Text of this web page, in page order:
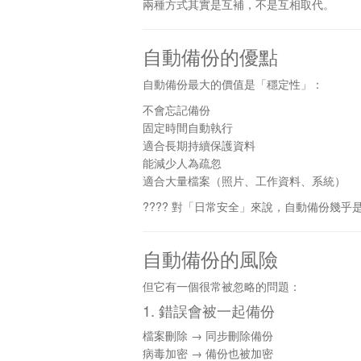
兩種方式其實是互補，不是互相取代。
自動備份的優點
自動備份最大的價值是「穩定性」：
不會忘記備份
固定時間自動執行
適合長期持續保護資料
能減少人為疏忽
適合大量檔案（照片、工作資料、系統）
???? 對「日常安全」來說，自動備份幾乎
自動備份的風險
但它有一個很常被忽略的問題：
1. 錯誤會被一起備份
檔案刪除 → 同步刪除備份
病毒加密 → 備份也被加密